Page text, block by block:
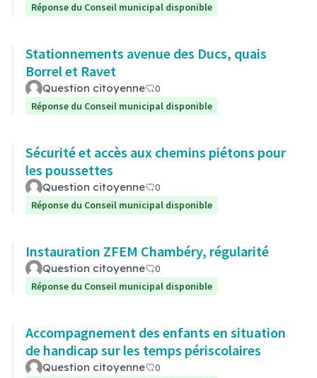
Réponse du Conseil municipal disponible
Stationnements avenue des Ducs, quais
Borrel et Ravet
Question citoyenne
0
Réponse du Conseil municipal disponible
Sécurité et accès aux chemins piétons pour
les poussettes
Question citoyenne
0
Réponse du Conseil municipal disponible
Instauration ZFEM Chambéry, régularité
Question citoyenne
0
Réponse du Conseil municipal disponible
Accompagnement des enfants en situation
de handicap sur les temps périscolaires
Question citoyenne
0